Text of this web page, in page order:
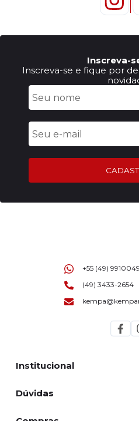
Inscreva-
Inscreva-se e fique por
Institucional
Dúvidas
+55 (49)
(49) 3433-2654